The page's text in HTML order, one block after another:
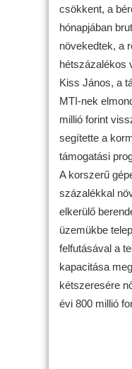
csökkent, a
hónapjában
növekedtek, a
hétszázalékos
Kiss János, a
MTI-nek
millió forint
segítette a
támogatási
A korszerű
százalékkal
elkerülő
üzemükbe
felfutásával a
kapacitása
kétszeresére
évi 800 millió